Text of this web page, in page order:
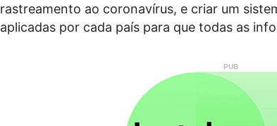
rastreamento ao coronavírus, e criar um
aplicadas por cada país para que todas as